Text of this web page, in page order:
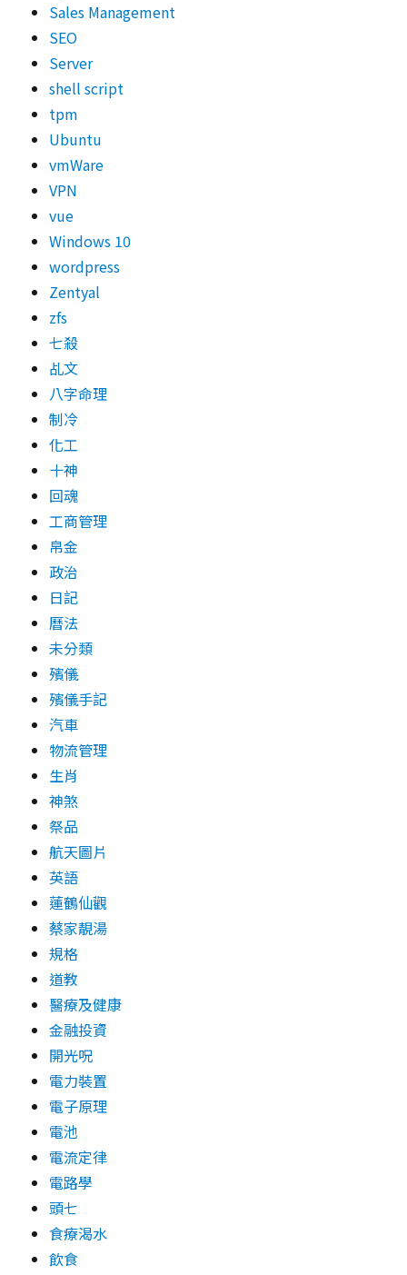
Sales Management
SEO
Server
shell script
tpm
Ubuntu
vmWare
VPN
vue
Windows 10
wordpress
Zentyal
zfs
七殺
乩文
八字命理
制冷
化工
十神
回魂
工商管理
帛金
政治
日記
曆法
未分類
殯儀
殯儀手記
汽車
物流管理
生肖
神煞
祭品
航天圖片
英語
蓮鶴仙觀
蔡家靚湯
規格
道教
醫療及健康
金融投資
開光呪
電力裝置
電子原理
電池
電流定律
電路學
頭七
食療渴水
飲食